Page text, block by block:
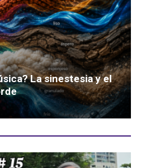
La sinestesia y el